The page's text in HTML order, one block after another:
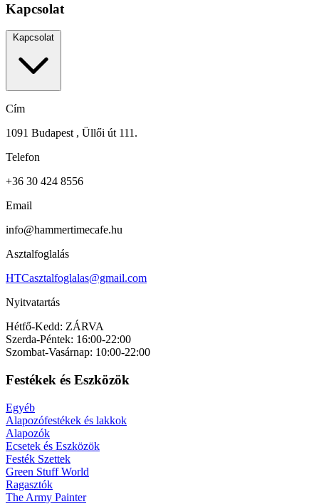
Kapcsolat
Kapcsolat
Cím
1091 Budapest , Üllői út 111.
Telefon
+36 30 424 8556
Email
info@hammertimecafe.hu
Asztalfoglalás
HTCasztalfoglalas@gmail.com
Nyitvatartás
Hétfő-Kedd: ZÁRVA
Szerda-Péntek: 16:00-22:00
Szombat-Vasárnap: 10:00-22:00
Festékek és Eszközök
Egyéb
Alapozófestékek és lakkok
Alapozók
Ecsetek és Eszközök
Festék Szettek
Green Stuff World
Ragasztók
The Army Painter